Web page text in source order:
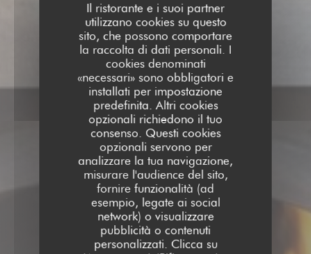
Il ristorante e i suoi partner
utilizzano cookies su questo
sito, che possono comportare
la raccolta di dati personali. I
cookies denominati
«necessari» sono obbligatori e
installati per impostazione
predefinita. Altri cookies
opzionali richiedono il tuo
consenso. Questi cookies
opzionali servono per
analizzare la tua navigazione,
misurare l'audience del sito,
fornire funzionalità (ad
esempio, legate ai social
network) o visualizzare
pubblicità o contenuti
personalizzati. Clicca su